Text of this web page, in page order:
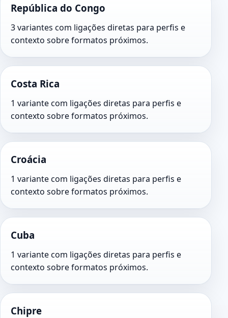
República do Congo
3 variantes com ligações diretas para perfis e
contexto sobre formatos próximos.
Costa Rica
1 variante com ligações diretas para perfis e
contexto sobre formatos próximos.
Croácia
1 variante com ligações diretas para perfis e
contexto sobre formatos próximos.
Cuba
1 variante com ligações diretas para perfis e
contexto sobre formatos próximos.
Chipre